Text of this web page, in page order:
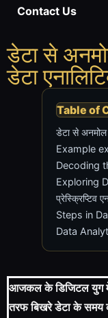
Contact Us
डेटा से
डेटा
Table of
डेटा से अनमोल
Example
Decoding
Exploring
प्रेस्क्रिप्टिव
Steps in
Data
आजकल के डिजिटल युग
तरफ बिखरे डेटा के समय